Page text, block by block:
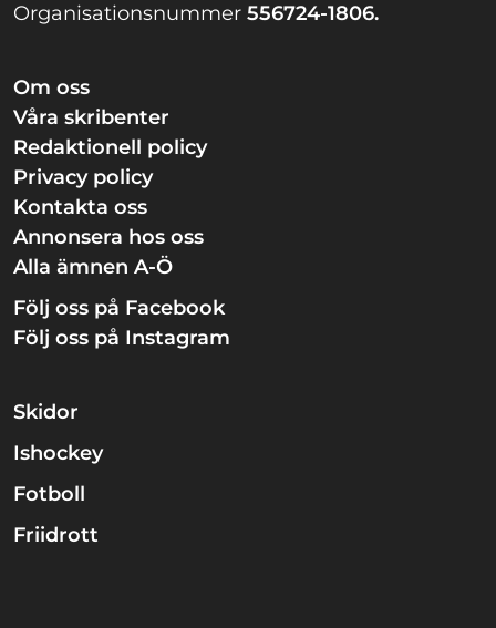
Organisationsnummer 556724-1806.
Om oss
Våra skribenter
Redaktionell policy
Privacy policy
Kontakta oss
Annonsera hos oss
Alla ämnen A-Ö
Följ oss på Facebook
Följ oss på Instagram
Skidor
Ishockey
Fotboll
Friidrott